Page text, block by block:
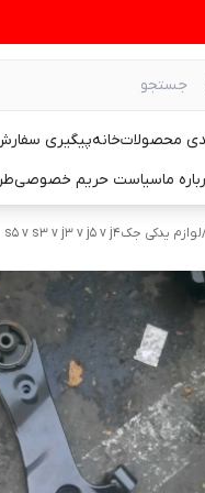
محصولاتخانهپیگیری
ماسیاست حریم خصوصی
لوازم یدکی جکs5 v s3 v j3 v j5 v j4